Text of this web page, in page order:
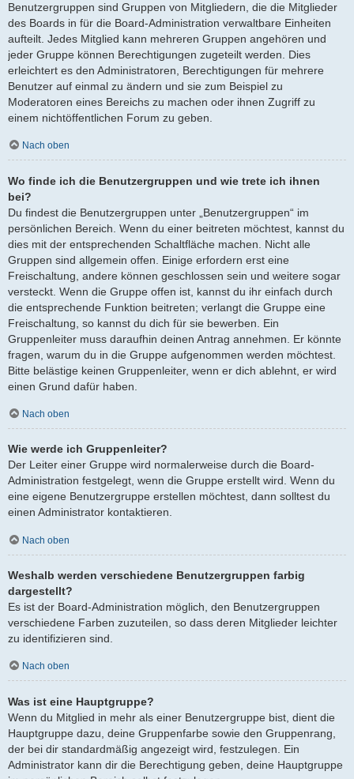
Benutzergruppen sind Gruppen von Mitgliedern, die die Mitglieder
des Boards in für die Board-Administration verwaltbare Einheiten
aufteilt. Jedes Mitglied kann mehreren Gruppen angehören und
jeder Gruppe können Berechtigungen zugeteilt werden. Dies
erleichtert es den Administratoren, Berechtigungen für mehrere
Benutzer auf einmal zu ändern und sie zum Beispiel zu
Moderatoren eines Bereichs zu machen oder ihnen Zugriff zu
einem nichtöffentlichen Forum zu geben.
Nach oben
Wo finde ich die Benutzergruppen und wie trete ich ihnen
bei?
Du findest die Benutzergruppen unter „Benutzergruppen“ im
persönlichen Bereich. Wenn du einer beitreten möchtest, kannst du
dies mit der entsprechenden Schaltfläche machen. Nicht alle
Gruppen sind allgemein offen. Einige erfordern erst eine
Freischaltung, andere können geschlossen sein und weitere sogar
versteckt. Wenn die Gruppe offen ist, kannst du ihr einfach durch
die entsprechende Funktion beitreten; verlangt die Gruppe eine
Freischaltung, so kannst du dich für sie bewerben. Ein
Gruppenleiter muss daraufhin deinen Antrag annehmen. Er könnte
fragen, warum du in die Gruppe aufgenommen werden möchtest.
Bitte belästige keinen Gruppenleiter, wenn er dich ablehnt, er wird
einen Grund dafür haben.
Nach oben
Wie werde ich Gruppenleiter?
Der Leiter einer Gruppe wird normalerweise durch die Board-
Administration festgelegt, wenn die Gruppe erstellt wird. Wenn du
eine eigene Benutzergruppe erstellen möchtest, dann solltest du
einen Administrator kontaktieren.
Nach oben
Weshalb werden verschiedene Benutzergruppen farbig
dargestellt?
Es ist der Board-Administration möglich, den Benutzergruppen
verschiedene Farben zuzuteilen, so dass deren Mitglieder leichter
zu identifizieren sind.
Nach oben
Was ist eine Hauptgruppe?
Wenn du Mitglied in mehr als einer Benutzergruppe bist, dient die
Hauptgruppe dazu, deine Gruppenfarbe sowie den Gruppenrang,
der bei dir standardmäßig angezeigt wird, festzulegen. Ein
Administrator kann dir die Berechtigung geben, deine Hauptgruppe